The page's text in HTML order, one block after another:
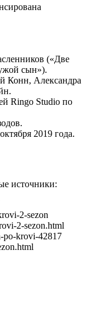
(«Две
сын»).
Конн, Александра
Ringo Studio по
2019 года.
источники:
2-sezon
2-sezon.html
po-krovi-42817